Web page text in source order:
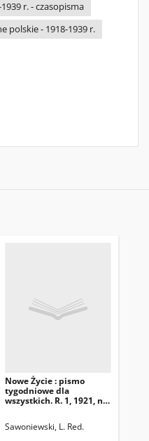
r. - czasopisma
polskie - 1918-1939 r.
Nowe Życie : pismo
tygodniowe dla
wszystkich. R. 1, 1921, nr
Sawoniewski, L. Red.